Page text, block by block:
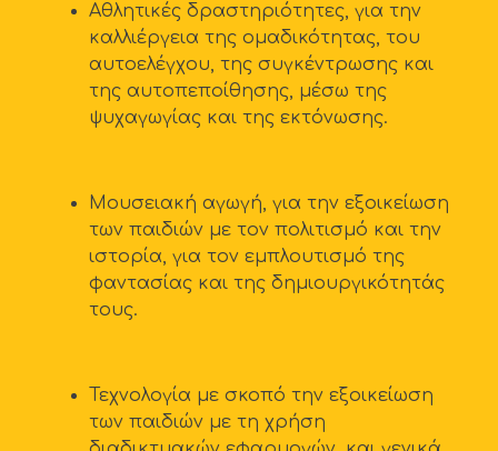
Αθλητικές δραστηριότητες, για την
καλλιέργεια της ομαδικότητας, του
αυτοελέγχου, της συγκέντρωσης και
της αυτοπεποίθησης, μέσω της
ψυχαγωγίας και της εκτόνωσης.
Μουσειακή αγωγή, για την εξοικείωση
των παιδιών με τον πολιτισμό και την
ιστορία, για τον εμπλουτισμό της
φαντασίας και της δημιουργικότητάς
τους.
Τεχνολογία με σκοπό την εξοικείωση
των παιδιών με τη χρήση